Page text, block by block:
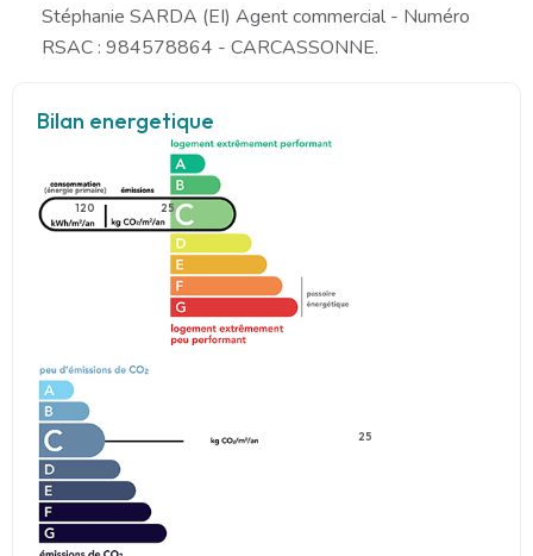
Stéphanie SARDA (EI) Agent commercial - Numéro
RSAC : 984578864 - CARCASSONNE.
Bilan energetique
120 25
25